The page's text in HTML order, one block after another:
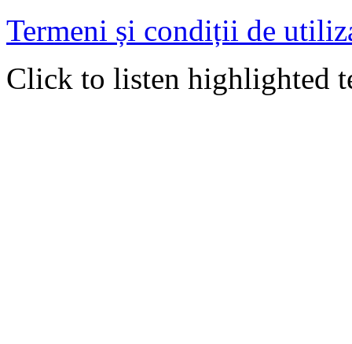
Termeni și condiții de
Click to listen highlighted